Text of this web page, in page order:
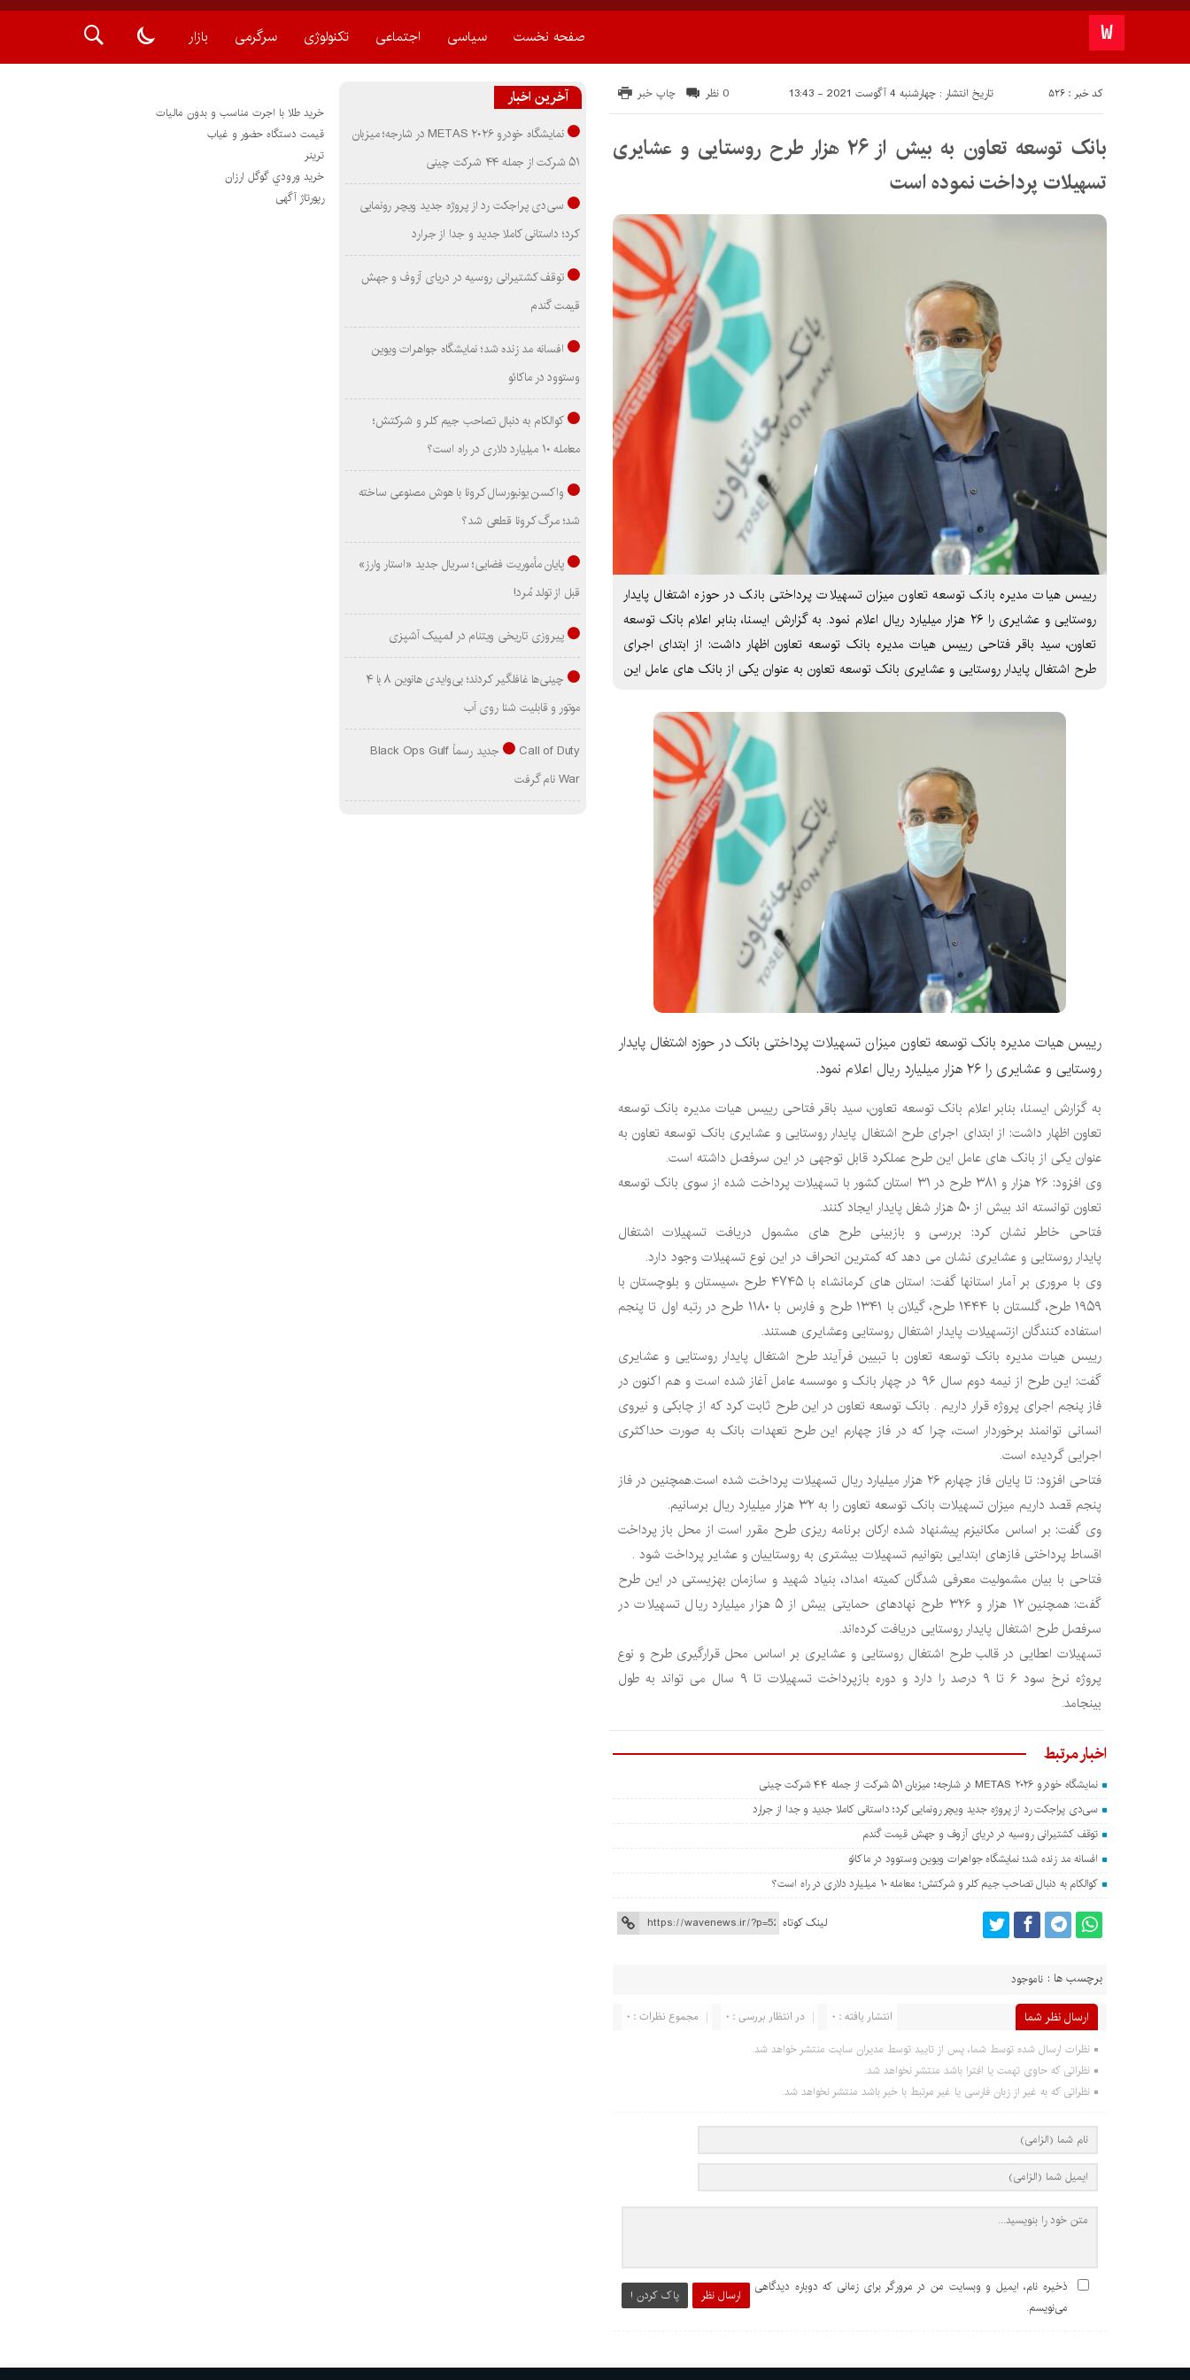
صفحه نخست سیاسی اجتماعی تکنولوژی سرگرمی بازار
تاریخ انتشار : چهارشنبه 4 آگوست 2021 - 13:43 کد خبر : 526 چاپ خبر 0 نظر
بانک توسعه تعاون به بیش از ۲۶ هزار طرح روستایی و عشایری
تسهیلات پرداخت نموده است
رییس هیات مدیره بانک توسعه تعاون میزان تسهیلات پرداختی بانک در حوزه اشتغال پایدار
روستایی و عشایری را ۲۶ هزار میلیارد ریال اعلام نمود. به گزارش ایسنا، بنابر اعلام بانک توسعه
تعاون، سید باقر فتاحی رییس هیات مدیره بانک توسعه تعاون اظهار داشت: از ابتدای اجرای
طرح اشتغال پایدار روستایی و عشایری بانک توسعه تعاون به عنوان یکی از بانک های عامل این
رییس هیات مدیره بانک توسعه تعاون میزان تسهیلات پرداختی بانک در حوزه اشتغال پایدار
روستایی و عشایری را ۲۶ هزار میلیارد ریال اعلام نمود.
به گزارش ایسنا، بنابر اعلام بانک توسعه تعاون، سید باقر فتاحی رییس هیات مدیره بانک توسعه
تعاون اظهار داشت: از ابتدای اجرای طرح اشتغال پایدار روستایی و عشایری بانک توسعه تعاون به
عنوان یکی از بانک های عامل این طرح عملکرد قابل توجهی در این سرفصل داشته است.
وی افزود: ۲۶ هزار و ۳۸۱ طرح در ۳۱ استان کشور با تسهیلات پرداخت شده از سوی بانک توسعه
تعاون توانسته اند بیش از ۵۰ هزار شغل پایدار ایجاد کنند.
فتاحی خاطر نشان کرد: بررسی و بازبینی طرح های مشمول دریافت تسهیلات اشتغال
پایدار روستایی و عشایری نشان می دهد که کمترین انحراف در این نوع تسهیلات وجود دارد.
وی با مروری بر آمار استانها گفت: استان های کرمانشاه با ۴۷۴۵ طرح ،سیستان و بلوچستان با
۱۹۵۹ طرح، گلستان با ۱۴۴۴ طرح، گیلان با ۱۳۴۱ طرح و فارس با ۱۱۸۰ طرح در رتبه اول تا پنجم
استفاده کنندگان ازتسهیلات پایدار اشتغال روستایی وعشایری هستند.
رییس هیات مدیره بانک توسعه تعاون با تبیین فرآیند طرح اشتغال پایدار روستایی و عشایری
گفت: این طرح از نیمه دوم سال ۹۶ در چهار بانک و موسسه عامل آغاز شده است و هم اکنون در
فاز پنجم اجرای پروژه قرار داریم . بانک توسعه تعاون در این طرح ثابت کرد که از چابکی و نیروی
انسانی توانمند برخوردار است، چرا که در فاز چهارم این طرح تعهدات بانک به صورت حداکثری
اجرایی گردیده است.
فتاحی افزود: تا پایان فاز چهارم ۲۶ هزار میلیارد ریال تسهیلات پرداخت شده است.همچنین در فاز
پنجم قصد داریم میزان تسهیلات بانک توسعه تعاون را به ۳۲ هزار میلیارد ریال برسانیم.
وی گفت: بر اساس مکانیزم پیشنهاد شده ارکان برنامه ریزی طرح مقرر است از محل باز پرداخت
اقساط پرداختی فازهای ابتدایی بتوانیم تسهیلات بیشتری به روستاییان و عشایر پرداخت شود .
فتاحی با بیان مشمولیت معرفی شدگان کمیته امداد، بنیاد شهید و سازمان بهزیستی در این طرح
گفت: همچنین ۱۲ هزار و ۳۲۶ طرح نهادهای حمایتی بیش از ۵ هزار میلیارد ریال تسهیلات در
سرفصل طرح اشتغال پایدار روستایی دریافت کرده‌اند.
تسهیلات اعطایی در قالب طرح اشتغال روستایی و عشایری بر اساس محل قرارگیری طرح و نوع
پروژه نرخ سود ۶ تا ۹ درصد را دارد و دوره بازپرداخت تسهیلات تا ۹ سال می تواند به طول
بینجامد.
اخبار مرتبط
نمایشگاه خودرو METAS ۲۰۲۶ در شارجه؛ میزبان ۵۱ شرکت از جمله ۴۴ شرکت چینی
سی‌دی پراجکت رد از پروژه جدید ویچر رونمایی کرد؛ داستانی کاملا جدید و جدا از جرارد
توقف کشتیرانی روسیه در دریای آزوف و جهش قیمت گندم
افسانه مد زنده شد؛ نمایشگاه جواهرات ویوین وستوود در ماکائو
کوالکام به دنبال تصاحب جیم کلر و شرکتش؛ معامله ۱۰ میلیارد دلاری در راه است؟
لینک کوتاه
برچسب ها : ناموجود
ارسال نظر شما مجموع نظرات : 0 در انتظار بررسی : 0 انتشار یافته : 0
نظرات ارسال شده توسط شما، پس از تایید توسط مدیران سایت منتشر خواهد شد.
نظراتی که حاوی تهمت یا افترا باشد منتشر نخواهد شد.
نظراتی که به غیر از زبان فارسی یا غیر مرتبط با خبر باشد منتشر نخواهد شد.
ارسال نظر پاک کردن !
ذخیره نام، ایمیل و وبسایت من در مرورگر برای زمانی که دوباره دیدگاهی
می‌نویسم.
آخرین اخبار
نمایشگاه خودرو METAS ۲۰۲۶ در شارجه؛ میزبان
۵۱ شرکت از جمله ۴۴ شرکت چینی
سی‌دی پراجکت رد از پروژه جدید ویچر رونمایی
کرد؛ داستانی کاملا جدید و جدا از جرارد
توقف کشتیرانی روسیه در دریای آزوف و جهش
قیمت گندم
افسانه مد زنده شد؛ نمایشگاه جواهرات ویوین
وستوود در ماکائو
کوالکام به دنبال تصاحب جیم کلر و شرکتش؛
معامله ۱۰ میلیارد دلاری در راه است؟
واکسن یونیورسال کرونا با هوش مصنوعی ساخته
شد؛ مرگ کرونا قطعی شد؟
پایان مأموریت فضایی؛ سریال جدید «استار وارز»
قبل از تولد مُرد!
پیروزی تاریخی ویتنام در المپیک آشپزی
چینی‌ها غافلگیر کردند؛ بی‌وایدی هانوین ۸ با ۴
موتور و قابلیت شنا روی آب
Call of Duty جدید رسماً Black Ops Gulf
War نام گرفت
خرید طلا با اجرت مناسب و بدون مالیات
قیمت دستگاه حضور و غیاب
ترينر
خريد ورودي گوگل ارزان
رپورتاژ آگهی